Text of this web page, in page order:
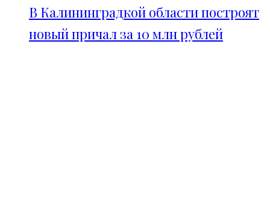
В Калининградкой области построят
новый причал за 10 млн рублей